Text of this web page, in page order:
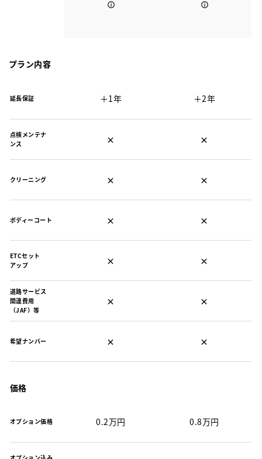
プラン内容
延長保証 ＋1年 ＋2年
点検メンテナ
ンス
× ×
クリーニング × ×
ボディーコート × ×
ETCセット
アップ
× ×
道路サービス
関連費用
（JAF）等
× ×
希望ナンバー × ×
価格
オプション価格 0.2万円 0.8万円